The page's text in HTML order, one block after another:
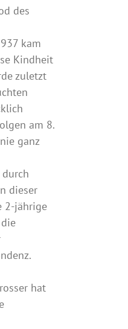
des
kam
Kindheit
zuletzt
am 8.
ganz
dieser
2-jährige
hat